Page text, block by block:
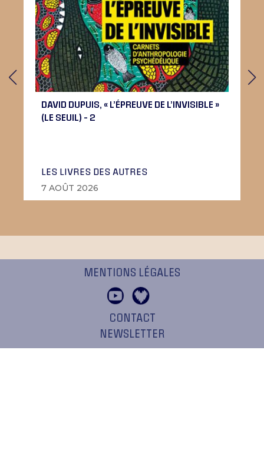
DAVID DUPUIS, « L’ÉPREUVE DE L’INVISIBLE »
(LE SEUIL) – 2
LES LIVRES DES AUTRES
7 AOÛT 2026
MENTIONS LÉGALES
CONTACT
NEWSLETTER